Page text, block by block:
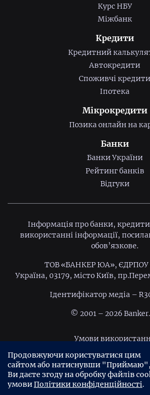
Курс НБУ
Міжбанк
Кредити
Кредитний
Автокредити
Споживчі кредити
Іпотека
Мікрокредити
Позика онлайн на
Банки
Банки України
Рейтинг банків
Відгуки
Інформація про банки,
використанні інформації,
обов’язкове.
ТОВ «БАНКЕР ЮА», ЄДРПОУ
Україна, 03179, місто Київ,
Ідентифiкатор медiа –
© 2001 – 2026
Умови
Політика
Угода користувача
Продовжуючи користуватися цим
сайтом або натиснувши "Приймаю",
Ви даєте згоду на обробку файлів
умовиПолітики конфіденційності.